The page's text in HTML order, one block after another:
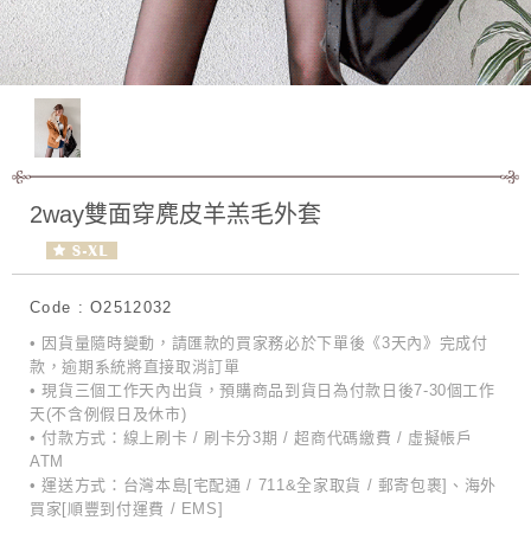
2way雙面穿麂皮羊羔毛外套
Code : O2512032
• 因貨量隨時變動，請匯款的買家務必於下單後《3天內》完成付
款，逾期系統將直接取消訂單
• 現貨三個工作天內出貨，預購商品到貨日為付款日後7-30個工作
天(不含例假日及休市)
• 付款方式：線上刷卡 / 刷卡分3期 / 超商代碼繳費 / 虛擬帳戶
ATM
• 運送方式：台灣本島[宅配通 / 711&全家取貨 / 郵寄包裹]、海外
買家[順豐到付運費 / EMS]